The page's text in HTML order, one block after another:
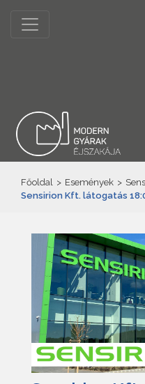
Főoldal > Események >
Sensirion Kft. látogatás